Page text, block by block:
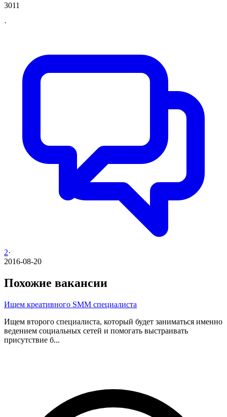
3011
·
2·
2016-08-20
Похожие вакансии
Ищем креативного SMM специалиста
Ищем второго специалиста, который будет заниматься именно
ведением социальных сетей и помогать выстраивать
присутствие б...